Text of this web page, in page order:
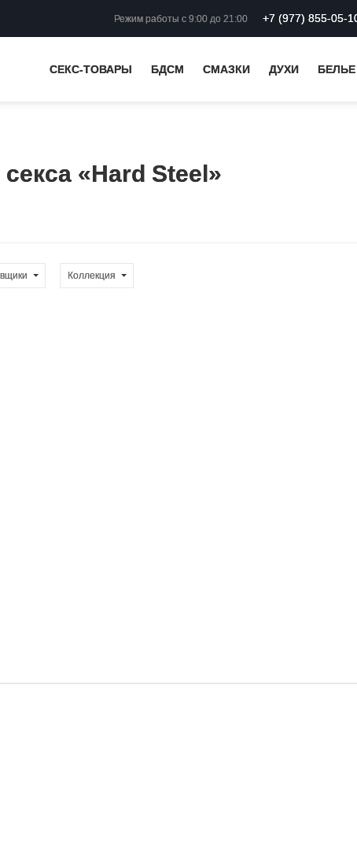
Режим работы с 9:00 до 21:00 +7 (977) 855-05-
СЕКС-ТОВАРЫ БДСМ СМАЗКИ ДУХИ
«Hard Steel»
Коллекция